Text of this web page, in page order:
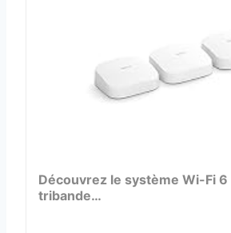
Découvrez le système Wi-Fi 6
tribande…